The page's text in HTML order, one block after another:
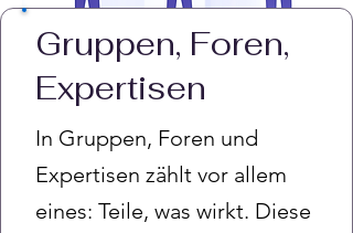
Gruppen, Foren,
Expertisen
In Gruppen, Foren und
Expertisen zählt vor allem
eines: Teile, was wirkt. Diese